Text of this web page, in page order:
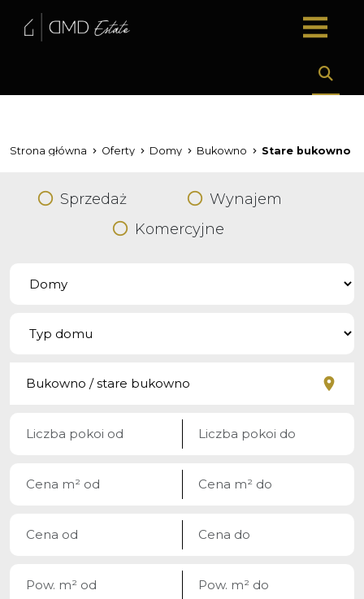
Strona główna Oferty Domy Bukowno Stare bukowno
Sprzedaż
Wynajem
Komercyjne